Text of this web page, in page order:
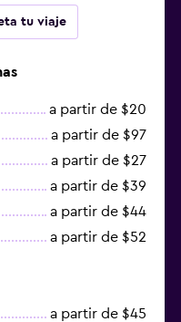
tu viaje
a partir de $20
a partir de $97
a partir de $27
a partir de $39
a partir de $44
a partir de $52
a partir de $45